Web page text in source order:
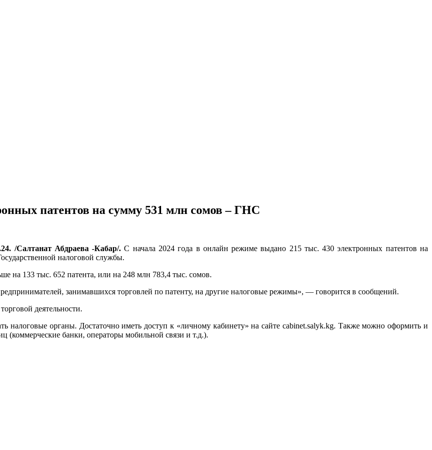
патентов на сумму 531 млн сомов – ГНС
/Салтанат Абдраева -Кабар/.С начала 2024 года в онлайн режиме выдано 215 тыс. 430 электронных патентов на
налоговой службы.
на 133 тыс. 652 патента, или на 248 млн 783,4 тыс. сомов.
занимавшихся торговлей по патенту, на другие налоговые режимы», — говорится в сообщений.
деятельности.
налоговые органы. Достаточно иметь доступ к «личному кабинету» на сайте cabinet.salyk.kg. Также можно оформить и
(коммерческие банки, операторы мобильной связи и т.д.).